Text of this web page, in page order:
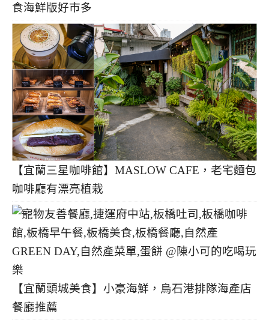
食海鮮版好市多
【宜蘭三星咖啡館】MASLOW CAFE，老宅麵包
咖啡廳有漂亮植栽
【宜蘭頭城美食】小豪海鮮，烏石港排隊海產店
餐廳推薦